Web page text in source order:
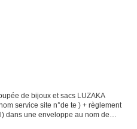
de bijoux et sacs LUZAKA
service site n°de te ) + règlement
dans une enveloppe au nom de